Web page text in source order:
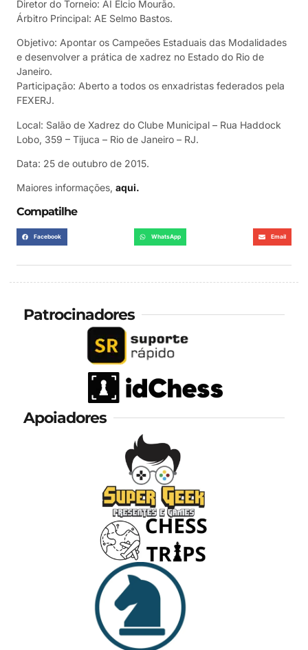
Diretor do Torneio: AI Elcio Mourão.
Árbitro Principal: AE Selmo Bastos.
Objetivo: Apontar os Campeões Estaduais das Modalidades
e desenvolver a prática de xadrez no Estado do Rio de
Janeiro.
Participação: Aberto a todos os enxadristas federados pela
FEXERJ.
Local: Salão de Xadrez do Clube Municipal – Rua Haddock
Lobo, 359 – Tijuca – Rio de Janeiro – RJ.
Data: 25 de outubro de 2015.
Maiores informações, aqui.
Compatilhe
Facebook WhatsApp Email
Patrocinadores
Apoiadores